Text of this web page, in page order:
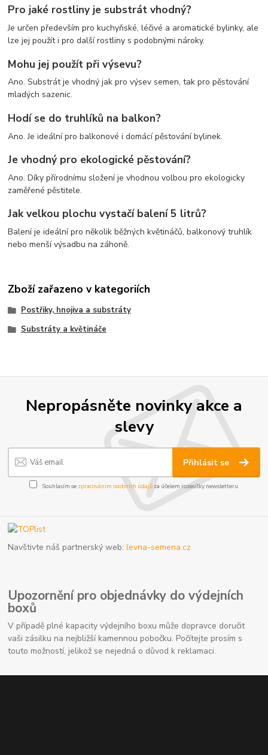
Pro jaké rostliny je substrát vhodný?
Je určen především pro kuchyňské, léčivé a aromatické bylinky, ale
lze jej použít i pro další rostliny s podobnými nároky.
Mohu jej použít při výsevu?
Ano. Substrát je vhodný jak pro výsev semen, tak pro pěstování
mladých sazenic.
Hodí se do truhlíků na balkon?
Ano. Je ideální pro balkonové i domácí pěstování bylinek.
Je vhodný pro ekologické pěstování?
Ano. Díky přírodnímu složení je vhodnou volbou pro ekologicky
zaměřené pěstitele.
Jak velkou plochu vystačí balení 5 litrů?
Balení je ideální pro několik běžných květináčů, balkonový truhlík
nebo menší výsadbu na záhoně.
Zboží zařazeno v kategoriích
Postřiky, hnojiva a substráty
Substráty a květináče
Nepropásněte novinky akce a
slevy
Přihlásit se
Souhlasím se zpracováním osobních údajůza účelem rozesílky newsletteru.
Navštivte náš partnerský web:levna-semena.cz
Upozornění pro objednávky do výdejních
boxů
V případě plné kapacity výdejního boxu může dopravce doručit
vaši zásilku na nejbližší kamennou pobočku. Počítejte prosím s
touto možností, jelikož se nejedná o důvod k reklamaci.